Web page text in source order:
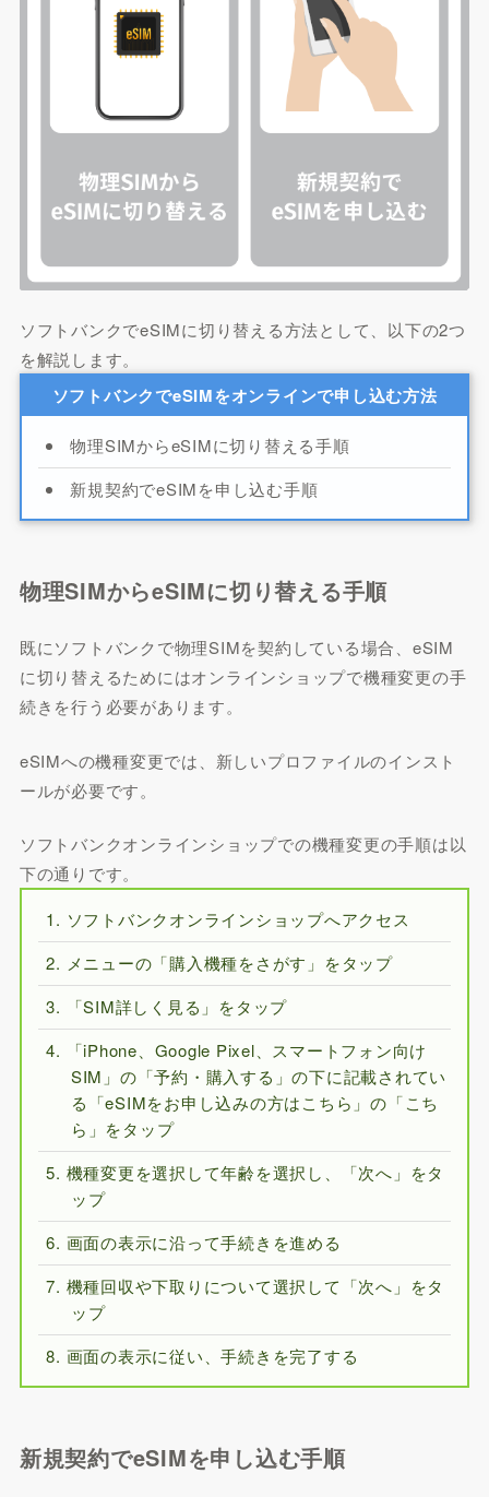
ソフトバンクでeSIMに切り替える方法として、以下の2つ
を解説します。
ソフトバンクでeSIMをオンラインで申し込む方法
物理SIMからeSIMに切り替える手順
新規契約でeSIMを申し込む手順
物理SIMからeSIMに切り替える手順
既にソフトバンクで物理SIMを契約している場合、eSIM
に切り替えるためにはオンラインショップで機種変更の手
続きを行う必要があります。
eSIMへの機種変更では、新しいプロファイルのインスト
ールが必要です。
ソフトバンクオンラインショップでの機種変更の手順は以
下の通りです。
ソフトバンクオンラインショップへアクセス
メニューの「購入機種をさがす」をタップ
「SIM詳しく見る」をタップ
「iPhone、Google Pixel、スマートフォン向け
SIM」の「予約・購入する」の下に記載されてい
る「eSIMをお申し込みの方はこちら」の「こち
ら」をタップ
機種変更を選択して年齢を選択し、「次へ」をタ
ップ
画面の表示に沿って手続きを進める
機種回収や下取りについて選択して「次へ」をタ
ップ
画面の表示に従い、手続きを完了する
新規契約でeSIMを申し込む手順